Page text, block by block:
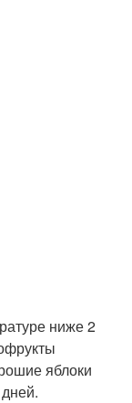
ниже 2
яблоки